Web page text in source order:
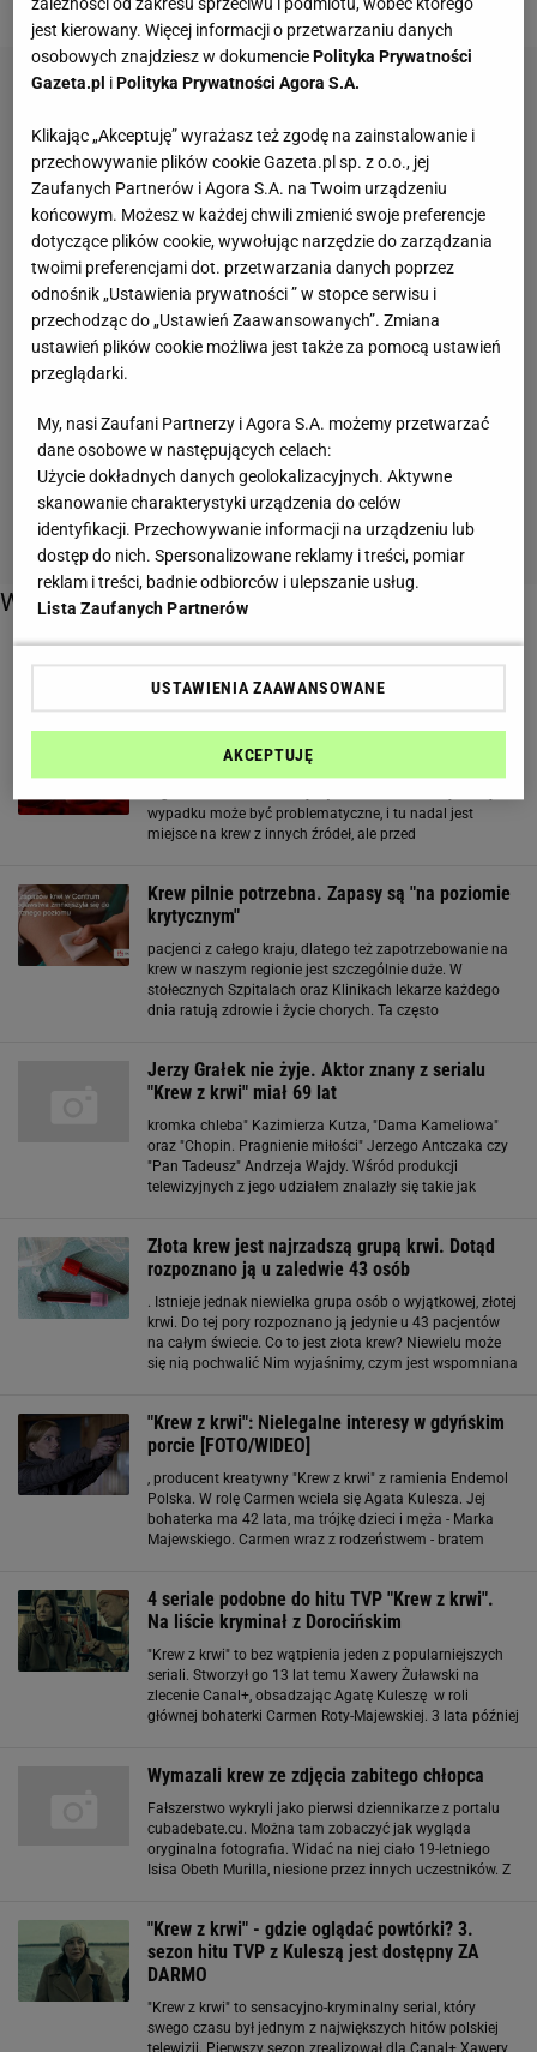
Więcej o:
krew
wypadku może być problematyczne, i tu nadal jest
miejsce na krew z innych źródeł, ale przed
następnie przerobić ją na zapas krwi
Krew pilnie potrzebna. Zapasy są "na poziomie
krytycznym"
pacjenci z całego kraju, dlatego też zapotrzebowanie na
krew w naszym regionie jest szczególnie duże. W
stołecznych Szpitalach oraz Klinikach lekarze każdego
dnia ratują zdrowie i życie chorych. Ta często
Jerzy Grałek nie żyje. Aktor znany z serialu
"Krew z krwi" miał 69 lat
kromka chleba" Kazimierza Kutza, "Dama Kameliowa"
oraz "Chopin. Pragnienie miłości" Jerzego Antczaka czy
"Pan Tadeusz" Andrzeja Wajdy. Wśród produkcji
telewizyjnych z jego udziałem znalazły się takie jak
Złota krew jest najrzadszą grupą krwi. Dotąd
rozpoznano ją u zaledwie 43 osób
. Istnieje jednak niewielka grupa osób o wyjątkowej, złotej
krwi. Do tej pory rozpoznano ją jedynie u 43 pacjentów
na całym świecie. Co to jest złota krew? Niewielu może
się nią pochwalić Nim wyjaśnimy, czym jest wspomniana
"Krew z krwi": Nielegalne interesy w gdyńskim
porcie [FOTO/WIDEO]
, producent kreatywny "Krew z krwi" z ramienia Endemol
Polska. W rolę Carmen wciela się Agata Kulesza. Jej
bohaterka ma 42 lata, ma trójkę dzieci i męża - Marka
Majewskiego. Carmen wraz z rodzeństwem - bratem
4 seriale podobne do hitu TVP "Krew z krwi".
Na liście kryminał z Dorocińskim
"Krew z krwi" to bez wątpienia jeden z popularniejszych
seriali. Stworzył go 13 lat temu Xawery Żuławski na
zlecenie Canal+, obsadzając Agatę Kuleszę w roli
głównej bohaterki Carmen Roty-Majewskiej. 3 lata później
Wymazali krew ze zdjęcia zabitego chłopca
Fałszerstwo wykryli jako pierwsi dziennikarze z portalu
cubadebate.cu. Można tam zobaczyć jak wygląda
oryginalna fotografia. Widać na niej ciało 19-letniego
Isisa Obeth Murilla, niesione przez innych uczestników. Z
"Krew z krwi" - gdzie oglądać powtórki? 3.
sezon hitu TVP z Kuleszą jest dostępny ZA
DARMO
"Krew z krwi" to sensacyjno-kryminalny serial, który
swego czasu był jednym z największych hitów polskiej
telewizji. Pierwszy sezon zrealizował dla Canal+ Xawery
zależności od zakresu sprzeciwu i podmiotu, wobec którego
jest kierowany. Więcej informacji o przetwarzaniu danych
osobowych znajdziesz w dokumenciePolityka Prywatności
Gazeta.pl iPolityka Prywatności Agora S.A.
Klikając „Akceptuję” wyrażasz też zgodę na zainstalowanie i
przechowywanie plików cookie Gazeta.pl sp. z o.o., jej
Zaufanych Partnerów i Agora S.A. na Twoim urządzeniu
końcowym. Możesz w każdej chwili zmienić swoje preferencje
dotyczące plików cookie, wywołując narzędzie do zarządzania
twoimi preferencjami dot. przetwarzania danych poprzez
odnośnik „Ustawienia prywatności ” w stopce serwisu i
przechodząc do „Ustawień Zaawansowanych”. Zmiana
ustawień plików cookie możliwa jest także za pomocą ustawień
przeglądarki.
My, nasi Zaufani Partnerzy i Agora S.A. możemy przetwarzać
dane osobowe w następujących celach:
Użycie dokładnych danych geolokalizacyjnych. Aktywne
skanowanie charakterystyki urządzenia do celów
identyfikacji. Przechowywanie informacji na urządzeniu lub
dostęp do nich. Spersonalizowane reklamy i treści, pomiar
reklam i treści, badnie odbiorców i ulepszanie usług.
Lista Zaufanych Partnerów
USTAWIENIA ZAAWANSOWANE
AKCEPTUJĘ